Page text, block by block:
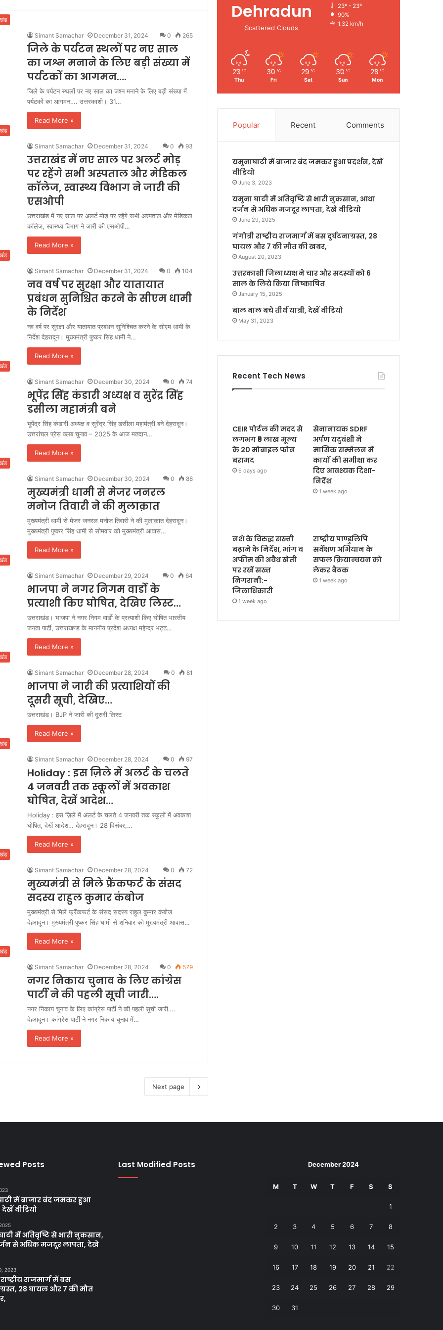
Simant Samachar December 31, 2024 0 265
जिले के पर्यटन स्थलों पर नए साल
का जश्न मनाने के लिए बड़ी संख्या में
पर्यटकों का आगमन….
जिले के पर्यटन स्थलों पर नए साल का जश्न मनाने के लिए बड़ी संख्या में
पर्यटकों का आगमन…. उत्तरकाशी। 31…
Read More »
Simant Samachar December 31, 2024 0 93
उत्तराखंड में नए साल पर अलर्ट मोड़
पर रहेंगे सभी अस्पताल और मेडिकल
कॉलेज, स्वास्थ्य विभाग ने जारी की
एसओपी
उत्तराखंड में नए साल पर अलर्ट मोड़ पर रहेंगे सभी अस्पताल और मेडिकल
कॉलेज, स्वास्थ्य विभाग ने जारी की एसओपी…
Read More »
Simant Samachar December 31, 2024 0 104
नव वर्ष पर सुरक्षा और यातायात
प्रबंधन सुनिश्चित करने के सीएम धामी
के निर्देश
नव वर्ष पर सुरक्षा और यातायात प्रबंधन सुनिश्चित करने के सीएम धामी के
निर्देश देहरादून। मुख्यमंत्री पुष्कर सिंह धामी ने…
Read More »
Simant Samachar December 30, 2024 0 74
भूपेंद्र सिंह कंडारी अध्यक्ष व सुरेंद्र सिंह
डसीला महामंत्री बने
भूपेंद्र सिंह कंडारी अध्यक्ष व सुरेंद्र सिंह डसीला महामंत्री बने देहरादून।
उत्तरांचल प्रेस क्लब चुनाव – 2025 के आज मतदान…
Read More »
Simant Samachar December 30, 2024 0 88
मुख्यमंत्री धामी से मेजर जनरल
मनोज तिवारी ने की मुलाक़ात
मुख्यमंत्री धामी से मेजर जनरल मनोज तिवारी ने की मुलाक़ात देहरादून।
मुख्यमंत्री पुष्कर सिंह धामी से सोमवार को मुख्यमंत्री आवास…
Read More »
Simant Samachar December 29, 2024 0 64
भाजपा ने नगर निगम वार्डो के
प्रत्याशी किए घोषित, देखिए लिस्ट…
उत्तराखंड। भाजपा ने नगर निगम वार्डो के प्रत्याशी किए घोषित भारतीय
जनता पार्टी, उत्तराखण्ड के माननीय प्रदेश अध्यक्ष महेन्द्र भट्ट…
Read More »
Simant Samachar December 28, 2024 0 81
भाजपा ने जारी की प्रत्याशियों की
दूसरी सूची, देखिए…
उत्तराखंड। BJP ने जारी की दूसरी लिस्ट
Read More »
Simant Samachar December 28, 2024 0 97
Holiday : इस ज़िले में अलर्ट के चलते
4 जनवरी तक स्कूलों में अवकाश
घोषित, देखें आदेश…
Holiday : इस ज़िले में अलर्ट के चलते 4 जनवरी तक स्कूलों में अवकाश
घोषित, देखें आदेश… देहरादून। 28 दिसंबर,…
Read More »
Simant Samachar December 28, 2024 0 72
मुख्यमंत्री से मिले फ्रैंकफर्ट के संसद
सदस्य राहुल कुमार कंबोज
मुख्यमंत्री से मिले फ्रैंकफर्ट के संसद सदस्य राहुल कुमार कंबोज
देहरादून। मुख्यमंत्री पुष्कर सिंह धामी से शनिवार को मुख्यमंत्री आवास…
Read More »
Simant Samachar December 28, 2024 0 579
नगर निकाय चुनाव के लिए कांग्रेस
पार्टी ने की पहली सूची जारी….
नगर निकाय चुनाव के लिए कांग्रेस पार्टी ने की पहली सूची जारी….
देहरादून। कांग्रेस पार्टी ने नगर निकाय चुनाव में…
Read More »
Next page
Dehradun
Scattered Clouds
23º - 23º
90%
1.32 km/h
23 ℃
Thu
30 ℃
Fri
29 ℃
Sat
30 ℃
Sun
28 ℃
Mon
Popular Recent Comments
यमुनाघाटी में बाजार बंद जमकर हुआ प्रदर्शन, देखें
वीडियो
June 3, 2023
यमुना घाटी में अतिवृष्टि से भारी नुकसान, आधा
दर्जन से अधिक मजदूर लापता, देखे वीडियो
June 29, 2025
गंगोत्री राष्ट्रीय राजमार्ग में बस दुर्घटनाग्रस्त, 28
घायल और 7 की मौत की खबर,
August 20, 2023
उत्तरकाशी जिलाध्यक्ष ने चार और सदस्यों को 6
साल के लिये किया निष्काषित
January 15, 2025
बाल बाल बचे तीर्थ यात्री, देखें वीडियो
May 31, 2023
Recent Tech News
CEIR पोर्टल की मदद से
लगभग ₹5 लाख मूल्य
के 20 मोबाइल फोन
बरामद
6 days ago
सेनानायक SDRF
अर्पण यदुवंशी ने
मासिक सम्मेलन में
कार्यों की समीक्षा कर
दिए आवश्यक दिशा-
निर्देश
1 week ago
नशे के विरुद्ध सख्ती
बढ़ाने के निर्देश, भांग व
अफीम की अवैध खेती
पर रखें सख्त
निगरानी:-
जिलाधिकारी
1 week ago
राष्ट्रीय पाण्डुलिपि
सर्वेक्षण अभियान के
सफल क्रियान्वयन को
लेकर बैठक
1 week ago
Posts
में बाजार बंद जमकर हुआ
देखें वीडियो
में अतिवृष्टि से भारी नुकसान,
से अधिक मजदूर लापता, देखे
2023
राजमार्ग में बस
28 घायल और 7 की मौत
Last Modified Posts December 2024
M T W T F S S
1
2 3 4 5 6 7 8
9 10 11 12 13 14 15
16 17 18 19 20 21 22
23 24 25 26 27 28 29
30 31